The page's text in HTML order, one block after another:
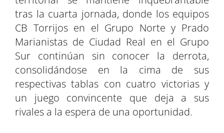
r
r
e
n
i
t
e
r
)
r
t
i
r
e
n
b
o
o
k
r
e
n
e
r
e
r
t
r
e
e
d
I
n
r
t
i
r
e
l
r
t
i
r
e
s
A
p
p
tras la cuarta jornada, donde los equipos
CB Torrijos en el Grupo Norte y Prado
Marianistas de Ciudad Real en el Grupo
Sur continúan sin conocer la derrota,
consolidándose en la cima de sus
respectivas tablas con cuatro victorias y
un juego convincente que deja a sus
rivales a la espera de una oportunidad.